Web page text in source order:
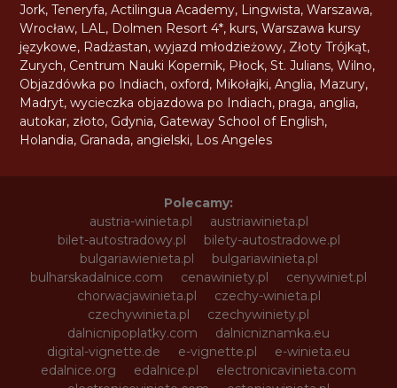
Jork,Teneryfa,Actilingua Academy, Lingwista,Warszawa,
Wrocław, LAL, Dolmen Resort 4*, kurs,Warszawa kursy
językowe, Radżastan,wyjazd młodzieżowy, Złoty Trójkąt,
Zurych, Centrum Nauki Kopernik, Płock,St. Julians,Wilno,
Objazdówka po Indiach, oxford, Mikołajki,Anglia, Mazury,
Madryt,wycieczka objazdowa po Indiach,praga, anglia,
autokar, złoto, Gdynia, Gateway School of English,
Holandia, Granada, angielski, Los Angeles
Polecamy:
austria-winieta.pl
austriawinieta.pl
bilet-autostradowy.pl
bilety-autostradowe.pl
bulgariawienieta.pl
bulgariawinieta.pl
bulharskadalnice.com
cenawiniety.pl
cenywiniet.pl
chorwacjawinieta.pl
czechy-winieta.pl
czechywinieta.pl
czechywiniety.pl
dalnicnipoplatky.com
dalnicniznamka.eu
digital-vignette.de
e-vignette.pl
e-winieta.eu
edalnice.org
edalnice.pl
electronicavinieta.com